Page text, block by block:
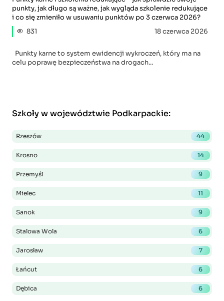
punkty, jak długo są ważne, jak wygląda szkolenie redukujące
i co się zmieniło w usuwaniu punktów po 3 czerwca 2026?
831
18 czerwca 2026
Punkty karne to system ewidencji wykroczeń, który ma na
celu poprawę bezpieczeństwa na drogach...
Szkoły w województwie Podkarpackie:
Rzeszów 44
Krosno 14
Przemyśl 9
Mielec 11
Sanok 9
Stalowa Wola 6
Jarosław 7
Łańcut 6
Dębica 6